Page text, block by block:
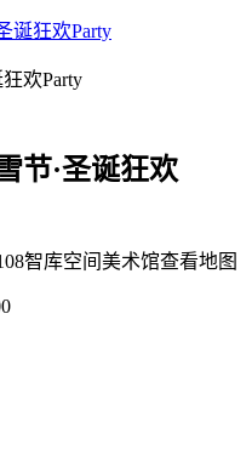
诞狂欢Party
节·圣诞狂欢
智库空间美术馆查看地图